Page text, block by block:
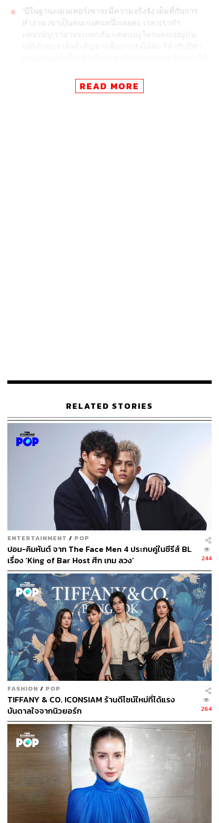
“บีในฐานะเมนเทอร์เขาจะมีความจริงจัง เต็มที่กับการ
ทำงาน เขาเป็นคนเก่งคนหนึ่งเลยค่ะ เวลาเราทำ
แคมเปญเราอาจจะแยกกัน แคมเปญใครแคมเปญมัน
“ถึงริต้าเป็นคนที่ไม่ค่อยสู้กับใคร แต่อย่ามาทำอะไรก่อน
หลายฉบับ เคยเห็นเธอเล่นภาพยนตร์และละครอีกหลายเรื่อง
แต่แปลกดีที่ผมกลับรู้จักเธอน้อยเหลือเกิน ผมรู้จักเธอเพียง
เรียบร้อย เป็นนางฟ้า ขาคงไม่อยู่กับพื้นเพราะมีปีกบินสวยๆ
อยู่ตลอดเวลา จนกระทั่งได้มาเห็นเธอในบทบาทการเป็นเมน
เทอร์รายการ
The Face Thailand Season 4 All Stars
สารภาพตามตรงว่า ตอนแรกที่ประกาศรายชื่อเมนเทอร์
ประจำซีซันทั้ง 6 คน ผมมีความรู้สึกว่าริต้าเป็น ‘ข้อใดไม่เข้า
พวก’ เพราะภาพลักษณ์ความบอบบาง ทำให้รู้สึกว่าเธอจะสู้
รบปรบมือกับใครได้อย่างไร
จนกระทั่งได้เห็นฝีมือการเป็นเมนเทอร์ของเธอจริงๆ นี่แหละ
ครับที่ทำให้ผมและอีกหลายคนต้องทึ่งในความเป็นนักสู้ที่เด็ด
เดี่ยวของเธอ แต่ที่เซอร์ไพรส์และทำให้ชอบเธอยิ่งขึ้นก็ตรง
เพิ่งรู้ว่าริต้าเป็นคนตลก จากเดิมที่นึกไม่ออกเลยว่าริต้าจะ
รับมือกับพี่ลูกเกดอย่างไร กลายเป็นได้เห็นความยียวนกวน
โอ๊ย ด้วยการโต้กลับพี่เกดในสไตล์ผู้หญิงโลกสวยวิ่งอยู่ในทุ่ง
ลาเวนเดอร์ และสิ่งที่เธอทำในรายการกลายเป็น Meme ไปทั่ว
โซเชียลมีเดีย ยิ่งถ้าไปดูทวิตเตอร์ของเธอ คุณจะได้เห็นความ
ตลกรายวันที่คุณจะนึกไม่ออกเลยว่านี่คือศรีริต้าที่คุณเคยรู้จัก
จนอยากติดแฮชแท็ก #ริต้าเป็นคนตลก ขึ้นมา
เย็นวันนั้นหลังจากที่ผมดูแคมเปญที่เธอเป็นเมนเทอร์ครั้งแรก
จบ ผมนึกในใจว่า (โคตร) อยากคุยกับผู้หญิงคนนี้ชะมัด เธอ
เข้าวงการมาตั้งแต่อายุ 13 ไม่แน่จริงคงไม่อยู่รอดในวงการนี้
มาได้กว่า 23 ปี เธอคงมีหลายเรื่องที่ยังไม่มีโอกาสได้เล่าให้
ใครฟัง จนกระทั่งผมได้คุยกับเธอจริงๆ ได้ยิน #เสียงริต้า กับหู
และพบว่าสิ่งที่คาดเดาไว้นั้นไม่ไกลเกินความเป็นจริง
อ่านบทสัมภาษณ์กัลยาณมิตรนี้แล้วนึกถึง #เสียงริต้า ไปด้วย
เธอจะพาเราไปสำรวจทุ่งลาเวนเดอร์กันครับ
READ MORE
RELATED STORIES
ENTERTAINMENT / POP
ปอม-คิมหันต์ จาก The Face Men 4 ประกบคู่ในซีรีส์ BL
เรื่อง ‘King of Bar Host ศึก เกม ลวง’
244
FASHION / POP
TIFFANY & CO. ICONSIAM ร้านดีไซน์ใหม่ที่ได้แรง
บันดาลใจจากนิวยอร์ก
264